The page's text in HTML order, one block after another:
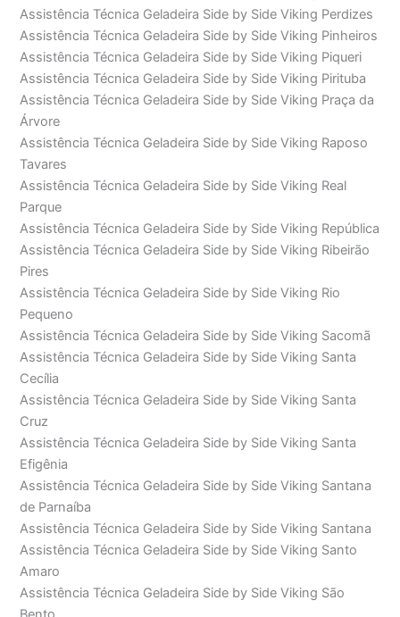
Assistência Técnica Geladeira Side by Side Viking Perdizes
Assistência Técnica Geladeira Side by Side Viking Pinheiros
Assistência Técnica Geladeira Side by Side Viking Piqueri
Assistência Técnica Geladeira Side by Side Viking Pirituba
Assistência Técnica Geladeira Side by Side Viking Praça da
Árvore
Assistência Técnica Geladeira Side by Side Viking Raposo
Tavares
Assistência Técnica Geladeira Side by Side Viking Real
Parque
Assistência Técnica Geladeira Side by Side Viking República
Assistência Técnica Geladeira Side by Side Viking Ribeirão
Pires
Assistência Técnica Geladeira Side by Side Viking Rio
Pequeno
Assistência Técnica Geladeira Side by Side Viking Sacomã
Assistência Técnica Geladeira Side by Side Viking Santa
Cecília
Assistência Técnica Geladeira Side by Side Viking Santa
Cruz
Assistência Técnica Geladeira Side by Side Viking Santa
Efigênia
Assistência Técnica Geladeira Side by Side Viking Santana
de Parnaíba
Assistência Técnica Geladeira Side by Side Viking Santana
Assistência Técnica Geladeira Side by Side Viking Santo
Amaro
Assistência Técnica Geladeira Side by Side Viking São